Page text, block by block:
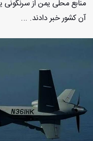
منابع محلی یمن از
آن کشور خبر دادند. ...